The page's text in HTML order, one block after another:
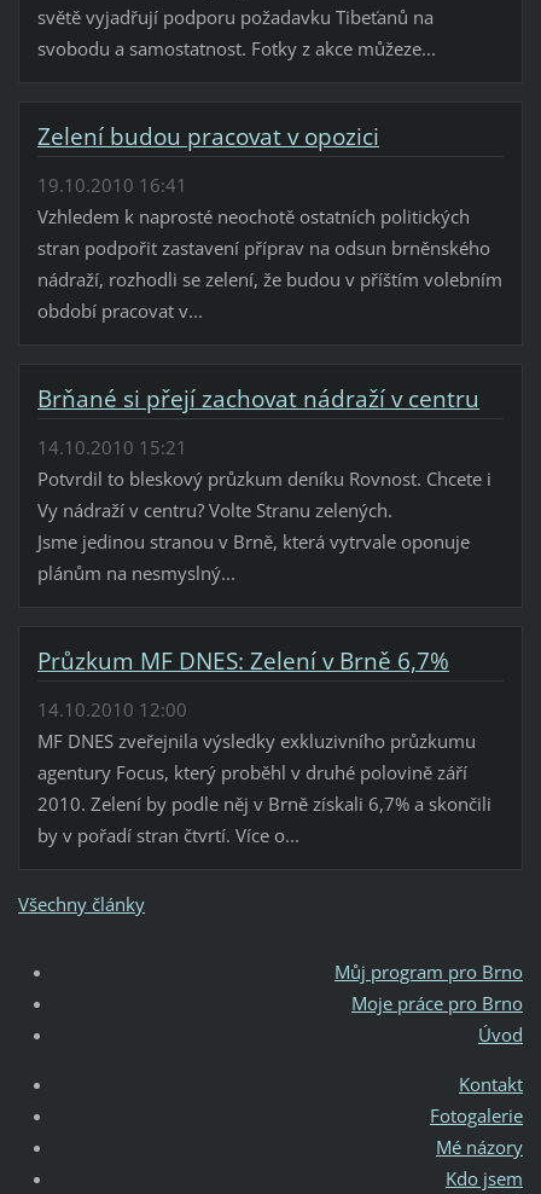
světě vyjadřují podporu požadavku Tibeťanů na
svobodu a samostatnost. Fotky z akce můžeze...
Zelení budou pracovat v opozici
19.10.2010 16:41
Vzhledem k naprosté neochotě ostatních politických
stran podpořit zastavení příprav na odsun brněnského
nádraží, rozhodli se zelení, že budou v příštím volebním
období pracovat v...
Brňané si přejí zachovat nádraží v centru
14.10.2010 15:21
Potvrdil to bleskový průzkum deníku Rovnost. Chcete i
Vy nádraží v centru? Volte Stranu zelených.
Jsme jedinou stranou v Brně, která vytrvale oponuje
plánům na nesmyslný...
Průzkum MF DNES: Zelení v Brně 6,7%
14.10.2010 12:00
MF DNES zveřejnila výsledky exkluzivního průzkumu
agentury Focus, který proběhl v druhé polovině září
2010. Zelení by podle něj v Brně získali 6,7% a skončili
by v pořadí stran čtvrtí. Více o...
Všechny články
Můj program pro Brno
Moje práce pro Brno
Úvod
Kontakt
Fotogalerie
Mé názory
Kdo jsem